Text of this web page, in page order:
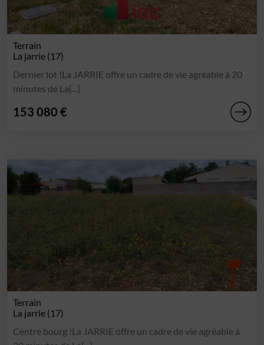
Terrain
La jarrie (17)
Dernier lot !La JARRIE offre un cadre de vie agréable à 20
minutes de La[...]
153 080 €
Terrain
La jarrie (17)
Centre bourg !La JARRIE offre un cadre de vie agréable à